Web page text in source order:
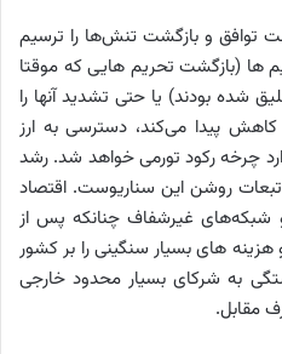
توافق و بازگشت تنش‌ها را ترسیم
ها (بازگشت تحریم هایی که موقتا
شده بودند) یا حتی تشدید آنها را
پیدا می‌کند، دسترسی به ارز
چرخه رکود تورمی خواهد شد. رشد
روشن این سناریوست. اقتصاد
غیرشفاف چنانکه پس از
های بسیار سنگینی را بر کشور
به شرکای بسیار محدود خارجی
مقابل.